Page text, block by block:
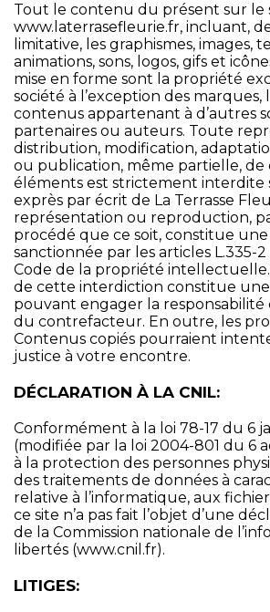
Tout le contenu du présent sur le
www.laterrasefleurie.fr, incluant,
limitative, les graphismes, images,
animations, sons, logos, gifs et
mise en forme sont la propriété
société à l’exception des marques,
contenus appartenant à d’autres
partenaires ou auteurs. Toute
distribution, modification,
ou publication, même partielle, de
éléments est strictement interdite
exprès par écrit de La Terrasse
représentation ou reproduction,
procédé que ce soit, constitue
sanctionnée par les articles L.335-
Code de la propriété
de cette interdiction constitue
pouvant engager la responsabilité
du contrefacteur. En outre, les
Contenus copiés pourraient
justice à votre encontre.
DÉCLARATION À LA CNIL:
Conformément à la loi 78-17 du 6
(modifiée par la loi 2004-801 du 6
à la protection des personnes
des traitements de données à
relative à l’informatique, aux
ce site n’a pas fait l’objet d’une
de la Commission nationale de
libertés (www.cnil.fr).
LITIGES: